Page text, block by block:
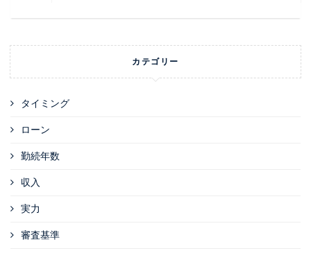
カテゴリー
タイミング
ローン
勤続年数
収入
実力
審査基準